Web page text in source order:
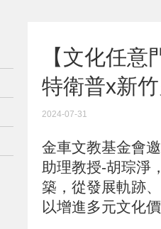
【文化任
特衛普x新
2024-07-31
金車文教基金會
助理教授-胡琮淨
築，從發展軌跡
以增進多元文化